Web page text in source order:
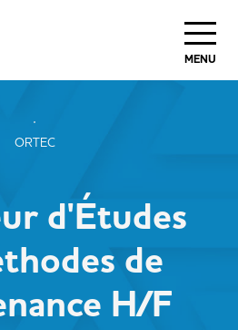
MENU
ORTEC
d'Études
de
H/F